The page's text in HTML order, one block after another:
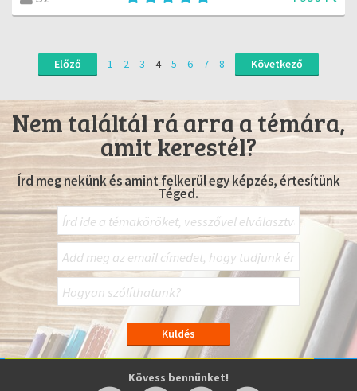
Előző 1 2 3 4 5 6 7 8 Következő
Nem találtál rá arra a témára,
amit kerestél?
Írd meg nekünk és amint felkerül egy képzés, értesítünk
Téged.
Kövess bennünket!